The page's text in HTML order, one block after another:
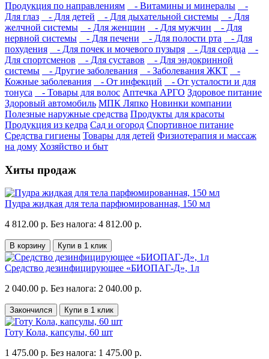
Продукция по направлениям
- Витамины и минералы
-
Для глаз
- Для детей - Для дыхательной системы
- Для
желчной системы
- Для женщин - Для мужчин
- Для
нервной системы
- Для печени - Для полости рта
- Для
похудения
- Для почек и мочевого пузыря - Для сердца
-
Для спортсменов
- Для суставов
- Для эндокринной
системы
- Другие заболевания - Заболевания ЖКТ
-
Кожные заболевания
- От инфекций
- От усталости и для
тонуса
- Товары для волос Аптечка АРГО Здоровое питание
Здоровый автомобиль МПК Ляпко Новинки компании
Полезные наружные средства Продукты для красоты
Продукция из кедра Сад и огород Спортивное питание
Средства гигиены Товары для детей Физиотерапия и массаж
на дому Хозяйство и быт
Хиты продаж
Пудра жидкая для тела парфюмированная, 150 мл
4 812.00 р. Без налога: 4 812.00 р.
В корзину Купи в 1 клик
Средство дезинфицирующее «БИОПАГ-Д», 1л
2 040.00 р. Без налога: 2 040.00 р.
Закончился Купи в 1 клик
Готу Кола, капсулы, 60 шт
1 475.00 р. Без налога: 1 475.00 р.